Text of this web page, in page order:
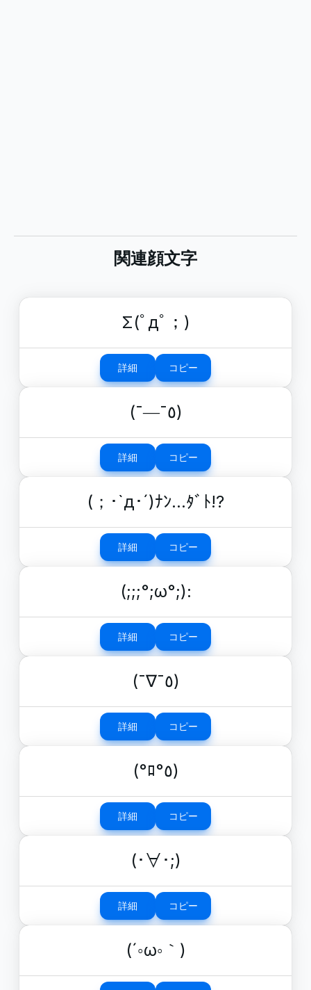
関連顔文字
Σ(ﾟдﾟ；)
詳細 コピー
(¯―¯٥)
詳細 コピー
(；･`д･´)ﾅﾝ…ﾀﾞﾄ!?
詳細 コピー
(;;;°;ω°;):
詳細 コピー
(¯∇¯٥)
詳細 コピー
(°ﾛ°٥)
詳細 コピー
(･∀･;)
詳細 コピー
(´◦ω◦｀)